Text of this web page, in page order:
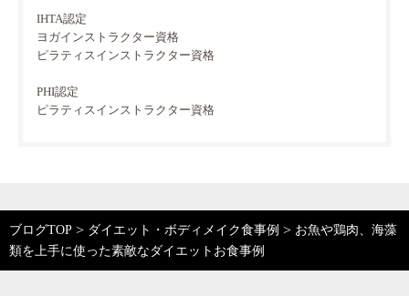
IHTA認定
ヨガインストラクター資格
ピラティスインストラクター資格
PHI認定
ピラティスインストラクター資格
ブログTOP > ダイエット・ボディメイク食事例 > お魚や鶏肉、海藻
類を上手に使った素敵なダイエットお食事例